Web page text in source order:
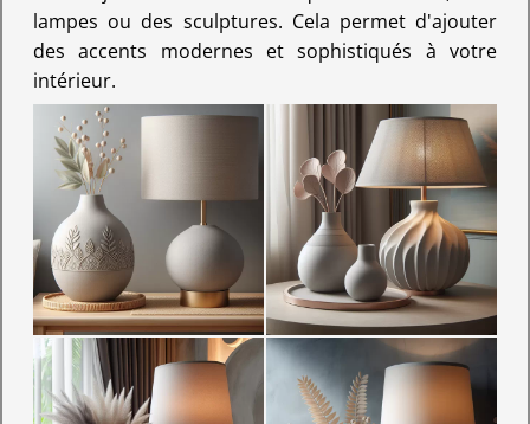
lampes ou des sculptures. Cela permet d'ajouter
des accents modernes et sophistiqués à votre
intérieur.